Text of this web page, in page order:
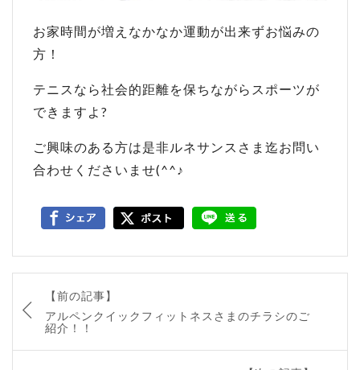
お家時間が増えなかなか運動が出来ずお悩みの
方！
テニスなら社会的距離を保ちながらスポーツが
できますよ?
ご興味のある方は是非ルネサンスさま迄お問い
合わせくださいませ(^^♪
【前の記事】
アルペンクイックフィットネスさまのチラシのご
紹介！！